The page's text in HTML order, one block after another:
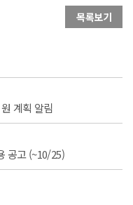
목록보기
계획 알림
공고 (~10/25)